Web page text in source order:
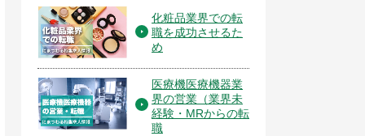
化粧品業界での転
職を成功させるた
め
医療機医療機器業
界の営業（業界未
経験・MRからの転
職